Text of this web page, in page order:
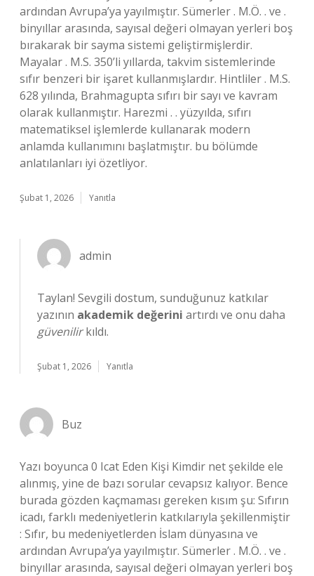
ardından Avrupa’ya yayılmıştır. Sümerler . M.Ö. . ve .
binyıllar arasında, sayısal değeri olmayan yerleri boş
bırakarak bir sayma sistemi geliştirmişlerdir.
Mayalar . M.S. 350’li yıllarda, takvim sistemlerinde
sıfır benzeri bir işaret kullanmışlardır. Hintliler . M.S.
628 yılında, Brahmagupta sıfırı bir sayı ve kavram
olarak kullanmıştır. Harezmi . . yüzyılda, sıfırı
matematiksel işlemlerde kullanarak modern
anlamda kullanımını başlatmıştır. bu bölümde
anlatılanları iyi özetliyor.
Şubat 1, 2026 Yanıtla
admin
Taylan! Sevgili dostum, sunduğunuz katkılar
yazının akademik değerini artırdı ve onu daha
güvenilirkıldı.
Şubat 1, 2026 Yanıtla
Buz
Yazı boyunca 0 Icat Eden Kişi Kimdir net şekilde ele
alınmış, yine de bazı sorular cevapsız kalıyor. Bence
burada gözden kaçmaması gereken kısım şu: Sıfırın
icadı, farklı medeniyetlerin katkılarıyla şekillenmiştir
: Sıfır, bu medeniyetlerden İslam dünyasına ve
ardından Avrupa’ya yayılmıştır. Sümerler . M.Ö. . ve .
binyıllar arasında, sayısal değeri olmayan yerleri boş